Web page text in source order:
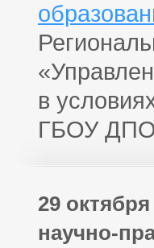
в
ГБОУ
29
научно-